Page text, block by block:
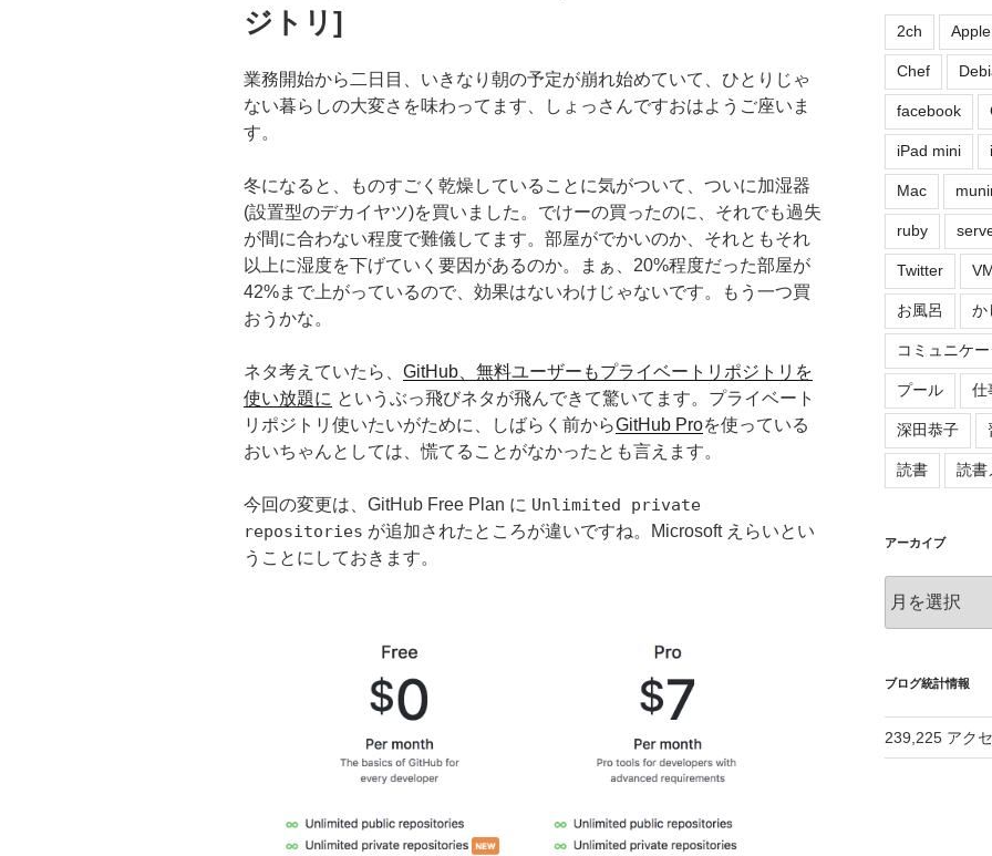
ジトリ]
業務開始から二日目、いきなり朝の予定が崩れ始めていて、ひとりじゃ
ない暮らしの大変さを味わってます、しょっさんですおはようご座いま
す。
冬になると、ものすごく乾燥していることに気がついて、ついに加湿器
(設置型のデカイヤツ)を買いました。でけーの買ったのに、それでも過失
が間に合わない程度で難儀してます。部屋がでかいのか、それともそれ
以上に湿度を下げていく要因があるのか。まぁ、20%程度だった部屋が
42%まで上がっているので、効果はないわけじゃないです。もう一つ買
おうかな。
ネタ考えていたら、 GitHub、無料ユーザーもプライベートリポジトリを
使い放題に というぶっ飛びネタが飛んできて驚いてます。プライベート
リポジトリ使いたいがために、しばらく前からGitHub Proを使っている
おいちゃんとしては、慌てることがなかったとも言えます。
今回の変更は、GitHub Free Plan に Unlimited private
repositories が追加されたところが違いですね。Microsoft えらいとい
うことにしておきます。
2ch Apple
Chef
facebook
iPad mini
Mac
ruby
Twitter
お風呂 か
コミュニケ
プール 仕
深田恭子
読書 読書
アーカイブ
ー
ブ
ブログ統計情報
239,225 アク